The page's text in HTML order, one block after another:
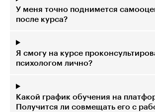
У меня точно поднимется
после курса?
Я смогу на курсе
психологом лично?
Какой график обучения на
Получится ли совмещать его с